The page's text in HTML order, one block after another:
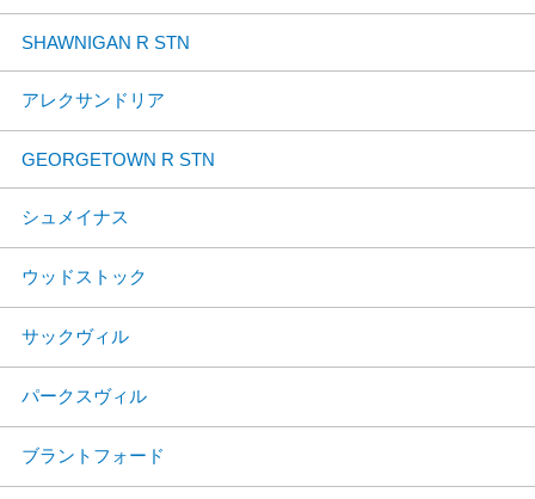
SHAWNIGAN R STN
アレクサンドリア
GEORGETOWN R STN
シュメイナス
ウッドストック
サックヴィル
パークスヴィル
ブラントフォード